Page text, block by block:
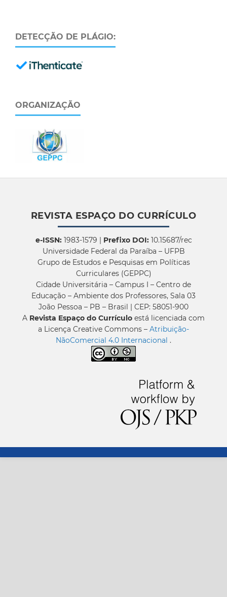
DETECÇÃO DE PLÁGIO:
ORGANIZAÇÃO
REVISTA ESPAÇO DO CURRÍCULO
e-ISSN:1983-1579 | Prefixo DOI:10.15687/rec
Universidade Federal da Paraíba – UFPB
Grupo de Estudos e Pesquisas em Políticas
Curriculares (GEPPC)
Cidade Universitária – Campus I – Centro de
Educação – Ambiente dos Professores, Sala 03
João Pessoa – PB – Brasil | CEP: 58051-900
A Revista Espaço do Currículo está licenciada com
a Licença Creative Commons – Atribuição-
NãoComercial 4.0 Internacional .